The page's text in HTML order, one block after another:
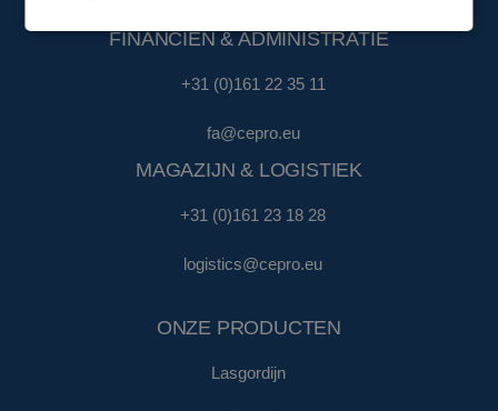
FINANCIËN & ADMINISTRATIE
+31 (0)161 22 35 11
fa@cepro.eu
MAGAZIJN & LOGISTIEK
+31 (0)161 23 18 28
logistics@cepro.eu
ONZE PRODUCTEN
Lasgordijn